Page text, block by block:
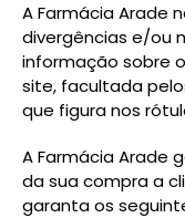
A Farmácia Arade
divergências e/ou
informação sobre
site, facultada
que figura nos
A Farmácia Arade
da sua compra a
garanta os